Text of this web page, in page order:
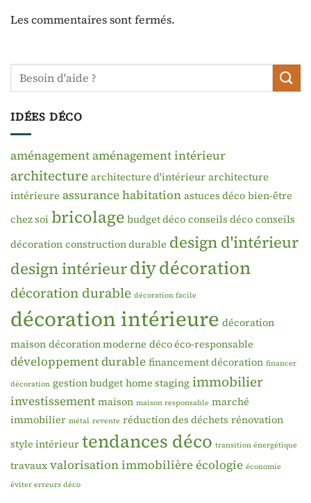
Les commentaires sont fermés.
IDÉES DÉCO
aménagementaménagement intérieur
architecture architecture d'intérieur architecture
intérieure assurance habitation astuces déco bien-être
chez soi bricolage budget déco conseils déco conseils
décoration construction durable design d'intérieur
design intérieurdiydécoration
décoration durable décoration facile
décoration intérieure décoration
maison décoration moderne déco éco-responsable
développement durable financement décoration financer
décoration gestion budget home staging immobilier
investissement maison maison responsable marché
immobilier métal revente réduction des déchets rénovation
style intérieur tendances déco transition énergétique
travaux valorisation immobilièreécologie économie
éviter erreurs déco